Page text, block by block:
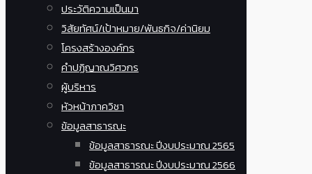
ประวัติความเป็นมา
วิสัยทัศน์/เป้าหมาย/พันธกิจ/ค่านิยม
โครงสร้างองค์กร
คำปฏิญาณวิศวกร
ผู้บริหาร
หัวหน้าภาควิชา
ข้อมูลสาธารณะ
ข้อมูลสาธารณะ ปีงบประมาณ 2565
ข้อมูลสาธารณะ ปีงบประมาณ 2566